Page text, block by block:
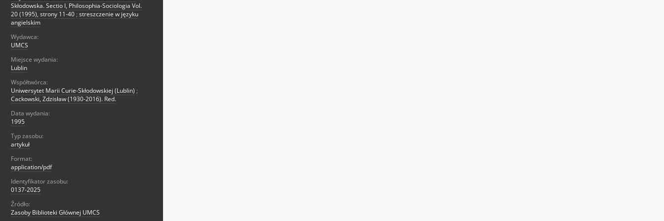
Skłodowska. Sectio I, Philosophia-Sociologia Vol.
20 (1995), strony 11-40 ; streszczenie w języku
angielskim
Wydawca:
UMCS
Miejsce wydania:
Lublin
Współtwórca:
Uniwersytet Marii Curie-Skłodowskiej (Lublin) ;
Cackowski, Zdzisław (1930-2016). Red.
Data wydania:
1995
Typ zasobu:
artykuł
Format:
application/pdf
Identyfikator zasobu:
0137-2025
Źródło:
Zasoby Biblioteki Głównej UMCS